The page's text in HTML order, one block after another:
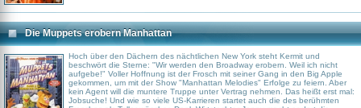
Die Muppets erobern Manhattan
Hoch über den Dächern des nächtlichen New York steht Kermit und
beschwört die Sterne: "Wir werden den Broadway erobern. Weil ich nicht
aufgebe!" Voller Hoffnung ist der Frosch mit seiner Gang in den Big Apple
gekommen, um mit der Show "Manhattan Melodies" Erfolge zu feiern. Aber
kein Agent will die muntere Truppe unter Vertrag nehmen. Das heißt erst mal:
Jobsuche! Und wie so viele US-Karrieren startet auch die des berühmten